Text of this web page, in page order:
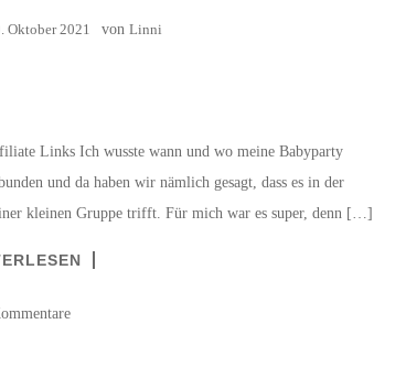
Oktober 2021 von Linni
Links Ich wusste wann und wo meine Babyparty
und da haben wir nämlich gesagt, dass es in der
kleinen Gruppe trifft. Für mich war es super, denn […]